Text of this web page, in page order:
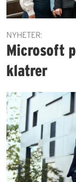
NYHETER:
Microsoft
klatrer